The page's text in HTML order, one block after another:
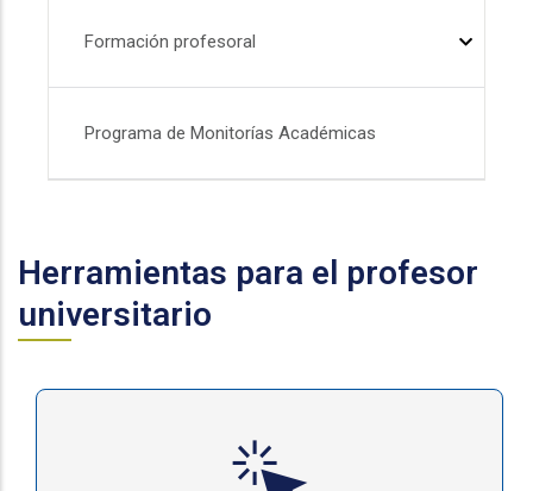
Formación profesoral
Programa de Monitorías Académicas
Herramientas para el profesor
universitario